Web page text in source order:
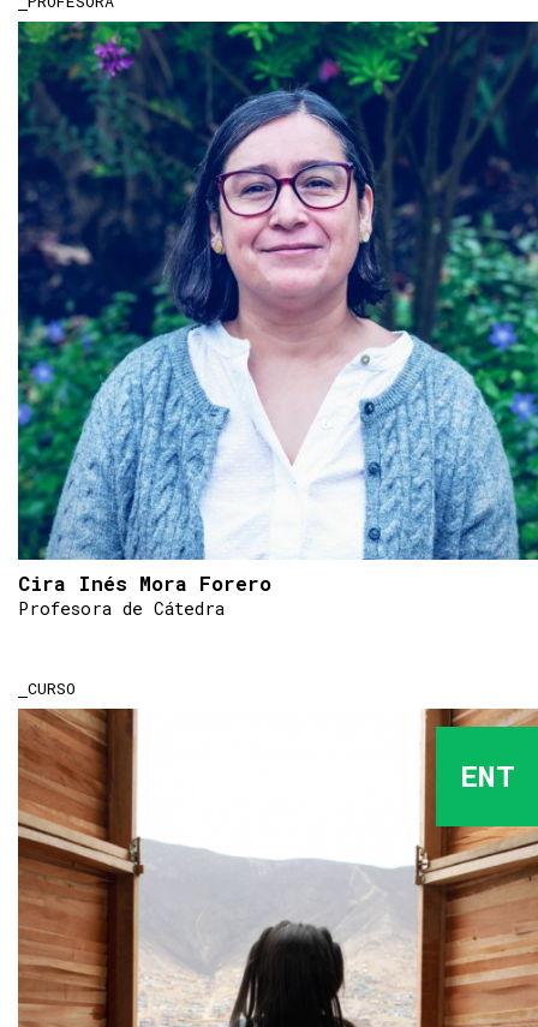
Cira Inés Mora Forero
Profesora de Cátedra
CURSO
ENT